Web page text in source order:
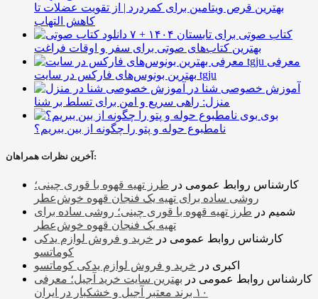
بهترین قرص ویتامین برای کمردرد | از تقویت عضلات تا
کاهش التهاب
۷ کتاب صوتی برای تابستان ۱۴۰۴ +
بهترین کتاب‌های صوتی برای سفر و اوقات فراغت
معرفی
بهترین بونوس‌های فارکس در سایت tgju
آموزش خصوصی شنا در
منزل: راهی سریع و امن برای تسلط بر شنا
بوی
نامطبوع حوله و پتو را چگونه از بین ببریم؟
آخرین نظرات همراهان:
کارشناس روابط عمومی در طرز تهیه قهوه با قوری چینی؛
روشی ساده برای تهیه یک فنجان قهوه خوش‌عطر
شمیم در طرز تهیه قهوه با قوری چینی؛ روشی ساده برای
تهیه یک فنجان قهوه خوش‌عطر
کارشناس روابط عمومی در خرید و فروش لوازم یدکی
کوماتسو
اکبری در خرید و فروش لوازم یدکی کوماتسو
کارشناس روابط عمومی در بهترین سایت خرید آجیل؛ معرفی
۱۰ برند معتبر آجیل و خشکبار در ایران